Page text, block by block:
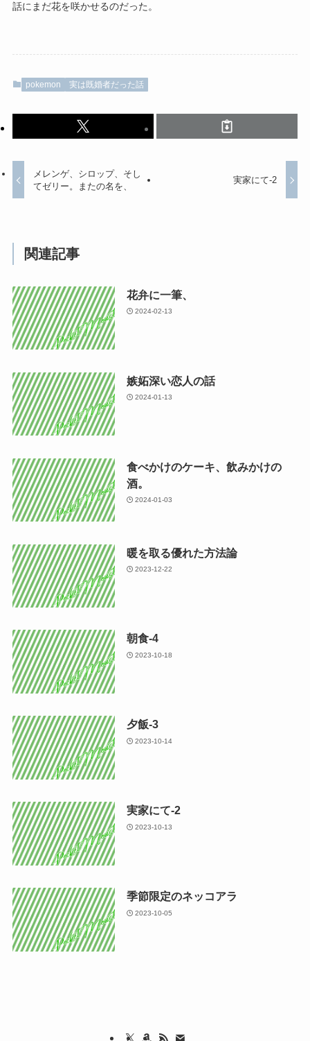
話にまだ花を咲かせるのだった。
pokemon 実は既婚者だった話
メレンゲ、シロップ、そし
てゼリー。またの名を、
実家にて-2
関連記事
花弁に一筆、
2024-02-13
嫉妬深い恋人の話
2024-01-13
食べかけのケーキ、飲みかけの
酒。
2024-01-03
暖を取る優れた方法論
2023-12-22
朝食-4
2023-10-18
夕飯-3
2023-10-14
実家にて-2
2023-10-13
季節限定のネッコアラ
2023-10-05